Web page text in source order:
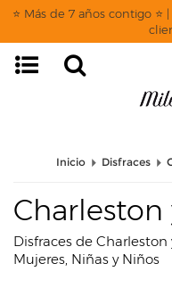
⭐ Más de 7 años contigo ⭐ |
page: listado
Inicio Disfraces
Charleston
Disfraces de
Mujeres, Niñas y Niños